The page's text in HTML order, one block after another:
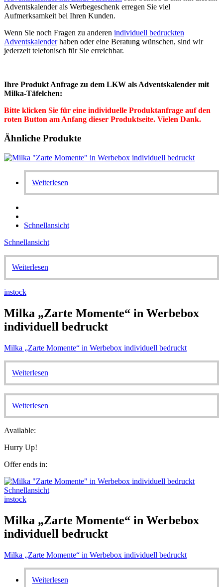
Adventskalender als Werbegeschenk erregen Sie viel
Aufmerksamkeit bei Ihren Kunden.
Wenn Sie noch Fragen zu anderen individuell bedruckten
Adventskalenderhaben oder eine Beratung wünschen, sind wir
jederzeit telefonisch für Sie erreichbar.
Ihre Produkt Anfrage zu dem LKW als Adventskalender mit
Milka-Täfelchen:
Bitte klicken Sie für eine individuelle Produktanfrage auf den
roten Button am Anfang dieser Produktseite. Vielen Dank.
Ähnliche Produkte
Weiterlesen
Schnellansicht
Schnellansicht
Weiterlesen
instock
Milka „Zarte Momente“ in Werbebox
individuell bedruckt
Milka „Zarte Momente“ in Werbebox individuell bedruckt
Weiterlesen
Weiterlesen
Available:
Hurry Up!
Offer ends in:
Schnellansicht
instock
Milka „Zarte Momente“ in Werbebox
individuell bedruckt
Milka „Zarte Momente“ in Werbebox individuell bedruckt
Weiterlesen